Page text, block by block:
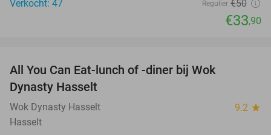
Verkocht: 47
Regulier €50
€33,90
All You Can Eat-lunch of -diner bij Wok
Dynasty Hasselt
Wok Dynasty Hasselt 9.2 star
Hasselt